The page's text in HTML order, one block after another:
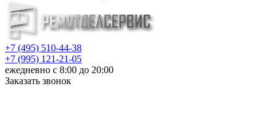
+7 (495) 510-44-38
+7 (995) 121-21-05
ежедневно с 8:00 до 20:00
Заказать звонок